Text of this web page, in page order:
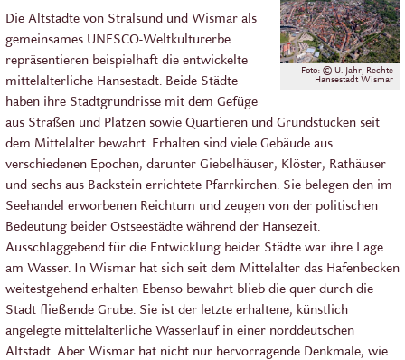
Foto: © U. Jahr, Rechte
Hansestadt Wismar
Die Altstädte von Stralsund und Wismar als
gemeinsames UNESCO-Weltkulturerbe
repräsentieren beispielhaft die entwickelte
mittelalterliche Hansestadt. Beide Städte
haben ihre Stadtgrundrisse mit dem Gefüge
aus Straßen und Plätzen sowie Quartieren und Grundstücken seit
dem Mittelalter bewahrt. Erhalten sind viele Gebäude aus
verschiedenen Epochen, darunter Giebelhäuser, Klöster, Rathäuser
und sechs aus Backstein errichtete Pfarrkirchen. Sie belegen den im
Seehandel erworbenen Reichtum und zeugen von der politischen
Bedeutung beider Ostseestädte während der Hansezeit.
Ausschlaggebend für die Entwicklung beider Städte war ihre Lage
am Wasser. In Wismar hat sich seit dem Mittelalter das Hafenbecken
weitestgehend erhalten Ebenso bewahrt blieb die quer durch die
Stadt fließende Grube. Sie ist der letzte erhaltene, künstlich
angelegte mittelalterliche Wasserlauf in einer norddeutschen
Altstadt. Aber Wismar hat nicht nur hervorragende Denkmale, wie